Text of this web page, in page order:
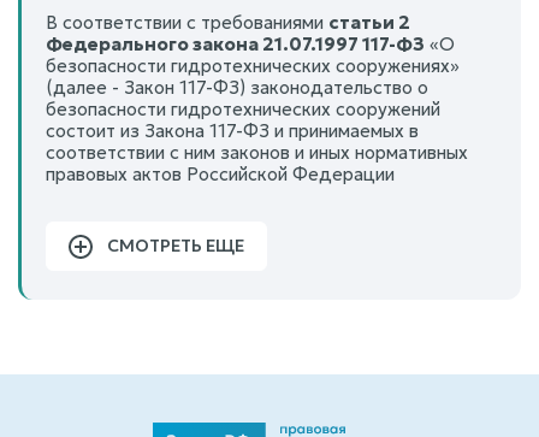
В соответствии с требованиями статьи 2
Федерального закона 21.07.1997 117-ФЗ «О
безопасности гидротехнических сооружениях»
(далее - Закон 117-ФЗ) законодательство о
безопасности гидротехнических сооружений
состоит из Закона 117-ФЗ и принимаемых в
соответствии с ним законов и иных нормативных
правовых актов Российской Федерации
СМОТРЕТЬ ЕЩЕ